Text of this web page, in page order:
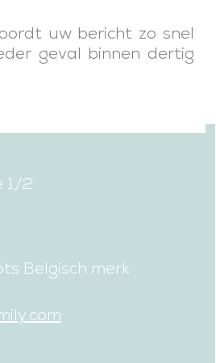
uw bericht zo snel
geval binnen dertig
1/2
Belgisch merk